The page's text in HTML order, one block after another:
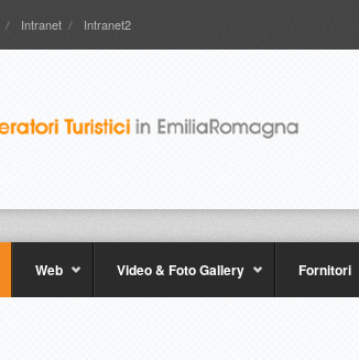
Intranet Intranet2
Web Video & Foto Gallery Fornitori